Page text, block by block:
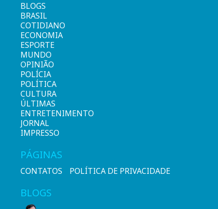
BLOGS
BRASIL
COTIDIANO
ECONOMIA
ESPORTE
MUNDO
OPINIÃO
POLÍCIA
POLÍTICA
CULTURA
ÚLTIMAS
ENTRETENIMENTO
JORNAL
IMPRESSO
PÁGINAS
CONTATOS POLÍTICA DE PRIVACIDADE
BLOGS